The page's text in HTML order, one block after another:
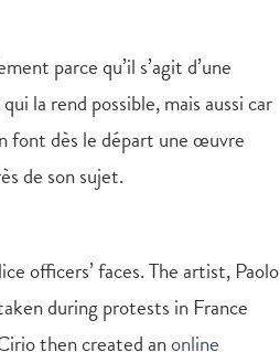
parce qu’il s’agit d’une
la rend possible, mais aussi car
font dès le départ une œuvre
de son sujet.
officers’ faces. The artist, Paolo
during protests in France
then created anonline